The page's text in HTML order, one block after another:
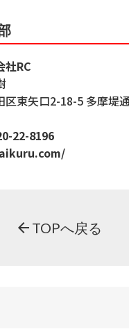
社RC
区東矢口2-18-5 多摩堤
22-8196
arrow_back TOPへ戻る